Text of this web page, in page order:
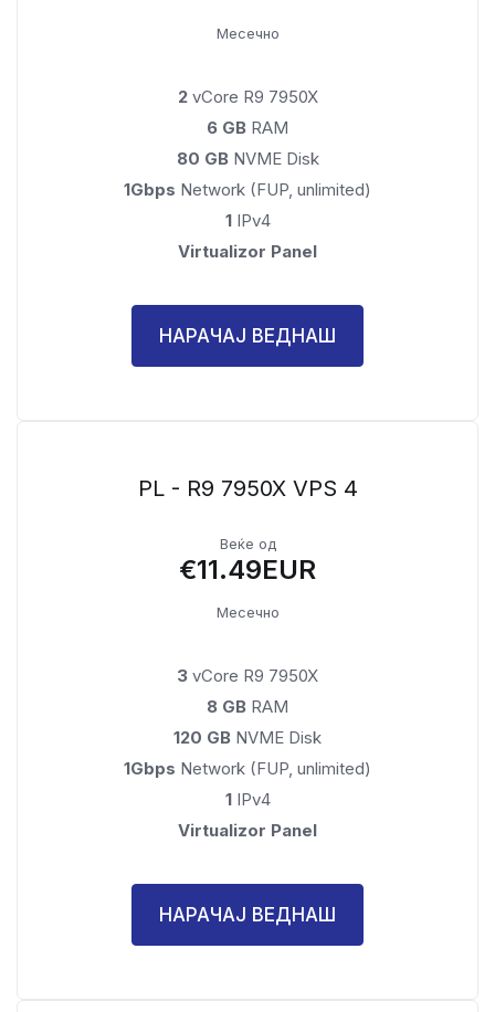
Месечно
2vCore R9 7950X
6 GB RAM
80 GBNVME Disk
1Gbps Network (FUP, unlimited)
1IPv4
Virtualizor Panel
НАРАЧАЈ ВЕДНАШ
PL - R9 7950X VPS 4
Веќе од
€11.49EUR
Месечно
3 vCore R9 7950X
8 GB RAM
120 GB NVME Disk
1Gbps Network (FUP, unlimited)
1IPv4
Virtualizor Panel
НАРАЧАЈ ВЕДНАШ